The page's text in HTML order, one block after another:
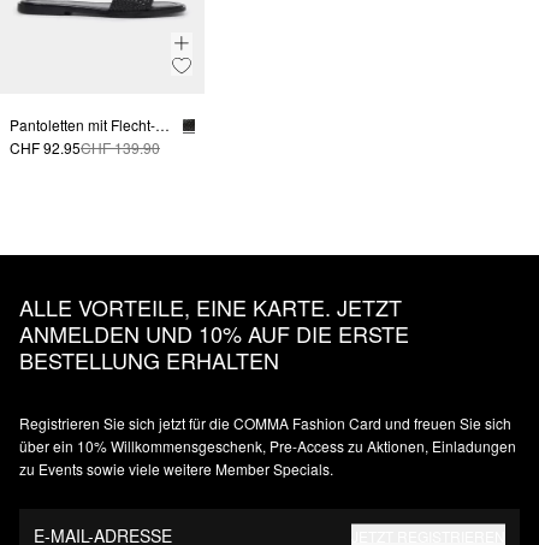
Pantoletten mit Flecht-Details
CHF 92.95CHF 139.90
ALLE VORTEILE, EINE KARTE. JETZT
ANMELDEN UND 10% AUF DIE ERSTE
BESTELLUNG ERHALTEN
Registrieren Sie sich jetzt für die COMMA Fashion Card und freuen Sie sich
über ein 10% Willkommensgeschenk, Pre-Access zu Aktionen, Einladungen
zu Events sowie viele weitere Member Specials.
E-MAIL-ADRESSE